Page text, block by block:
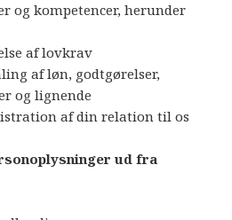
og kompetencer, herunder
af lovkrav
af løn, godtgørelser,
og lignende
af din relation til os
ud fra